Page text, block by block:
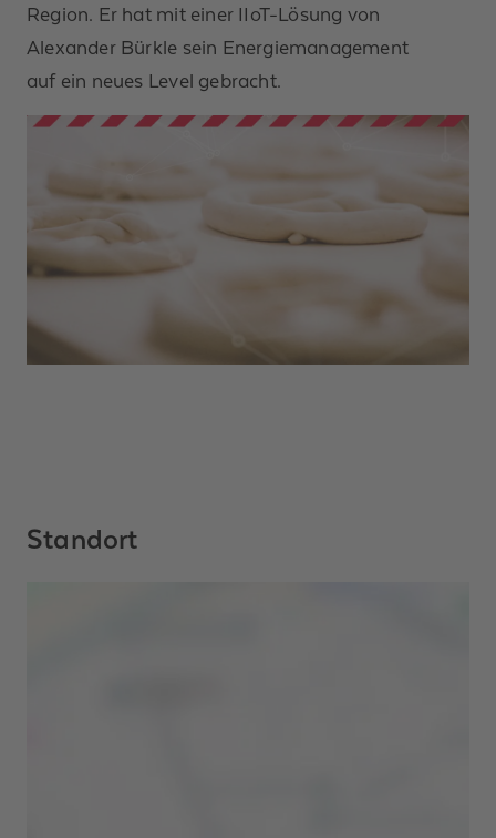
Region. Er hat mit einer IIoT-Lösung von
Alexander Bürkle sein Energiemanagement
auf ein neues Level gebracht.
Standort